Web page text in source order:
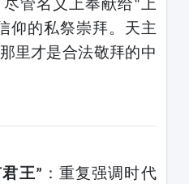
管名义上奉献给“ 上
仰的私祭崇拜。天主
里才是合法敬拜的中
王” ：重复强调时代